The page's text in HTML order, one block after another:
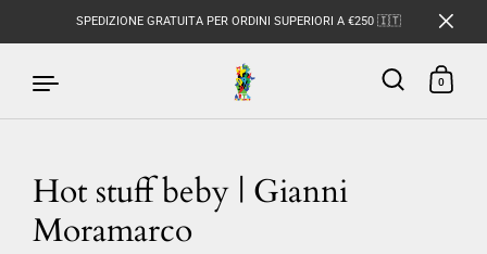
Passa ai contenuti
SPEDIZIONE GRATUITA PER ORDINI SUPERIORI A €250 🇮🇹
0
Hot stuff beby | Gianni
Moramarco